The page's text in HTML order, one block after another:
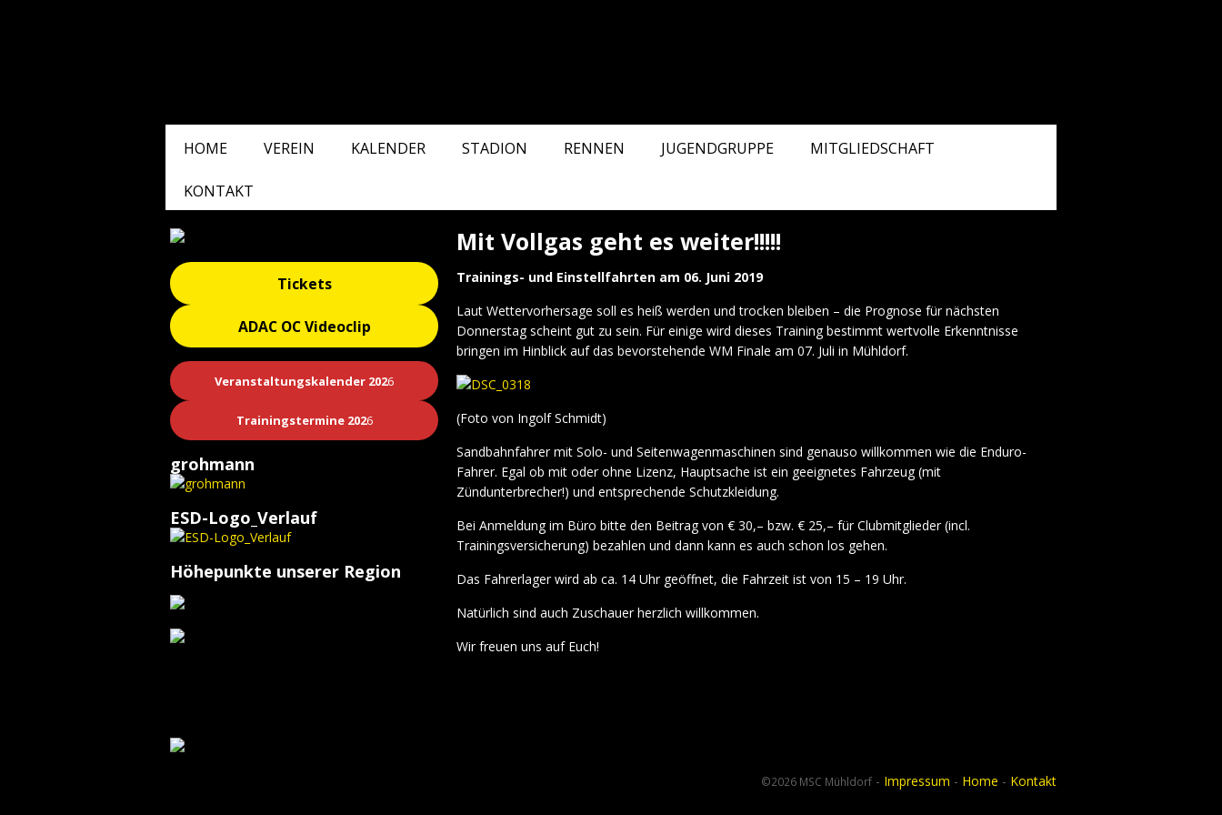
HOME VEREIN KALENDER STADION RENNEN JUGENDGRUPPE MITGLIEDSCHAFT
KONTAKT
Mit Vollgas geht es weiter!!!!!
Trainings- und Einstellfahrten am 06. Juni 2019
Laut Wettervorhersage soll es heiß werden und trocken bleiben – die Prognose für nächsten
Donnerstag scheint gut zu sein. Für einige wird dieses Training bestimmt wertvolle Erkenntnisse
bringen im Hinblick auf das bevorstehende WM Finale am 07. Juli in Mühldorf.
(Foto von Ingolf Schmidt)
Sandbahnfahrer mit Solo- und Seitenwagenmaschinen sind genauso willkommen wie die Enduro-
Fahrer. Egal ob mit oder ohne Lizenz, Hauptsache ist ein geeignetes Fahrzeug (mit
Zündunterbrecher!) und entsprechende Schutzkleidung.
Bei Anmeldung im Büro bitte den Beitrag von € 30,– bzw. € 25,– für Clubmitglieder (incl.
Trainingsversicherung) bezahlen und dann kann es auch schon los gehen.
Das Fahrerlager wird ab ca. 14 Uhr geöffnet, die Fahrzeit ist von 15 – 19 Uhr.
Natürlich sind auch Zuschauer herzlich willkommen.
Wir freuen uns auf Euch!
Tickets
ADAC OC Videoclip
Veranstaltungskalender 2026
Trainingstermine 2026
grohmann
ESD-Logo_Verlauf
Höhepunkte unserer Region
©2026 MSC Mühldorf - Impressum - Home - Kontakt